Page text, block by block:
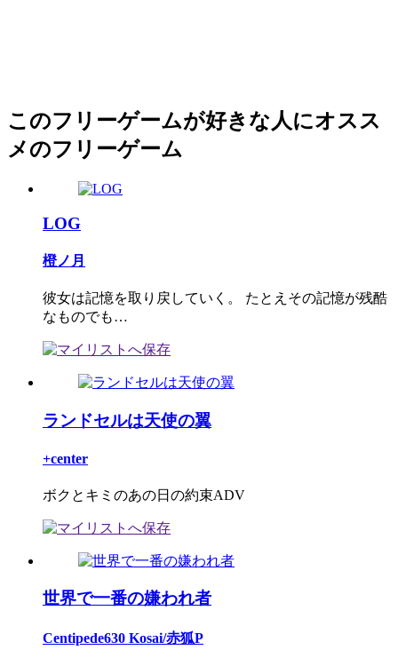
このフリーゲームが好きな人にオスス
メのフリーゲーム
LOG
橙ノ月
彼女は記憶を取り戻していく。 たとえその記憶が残酷
なものでも…
ランドセルは天使の翼
+center
ボクとキミのあの日の約束ADV
世界で一番の嫌われ者
Centipede630 Kosai/赤狐P